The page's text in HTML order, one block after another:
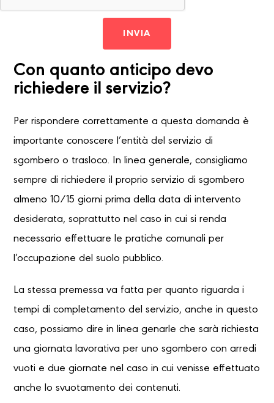
INVIA
Con quanto anticipo devo
richiedere il servizio?
Per rispondere correttamente a questa domanda è
importante conoscere l’entità del servizio di
sgombero o trasloco. In linea generale, consigliamo
sempre di richiedere il proprio servizio di sgombero
almeno 10/15 giorni prima della data di intervento
desiderata, soprattutto nel caso in cui si renda
necessario effettuare le pratiche comunali per
l’occupazione del suolo pubblico.
La stessa premessa va fatta per quanto riguarda i
tempi di completamento del servizio, anche in questo
caso, possiamo dire in linea genarle che sarà richiesta
una giornata lavorativa per uno sgombero con arredi
vuoti e due giornate nel caso in cui venisse effettuato
anche lo svuotamento dei contenuti.